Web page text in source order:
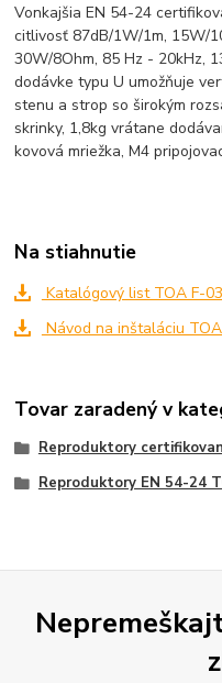
Vonkajšia EN 54-24
citlivosť 87dB/1W/1m, 15W/
30W/8Ohm, 85 Hz - 20kHz,
dodávke typu U umožňuje
stenu a strop so širokým
skrinky, 1,8kg vrátane
kovová mriežka, M4
Na stiahnutie
Katalógový list TOA F-
Návod na inštaláciu
Tovar zaradený v
Reproduktory
Reproduktory EN 54-24